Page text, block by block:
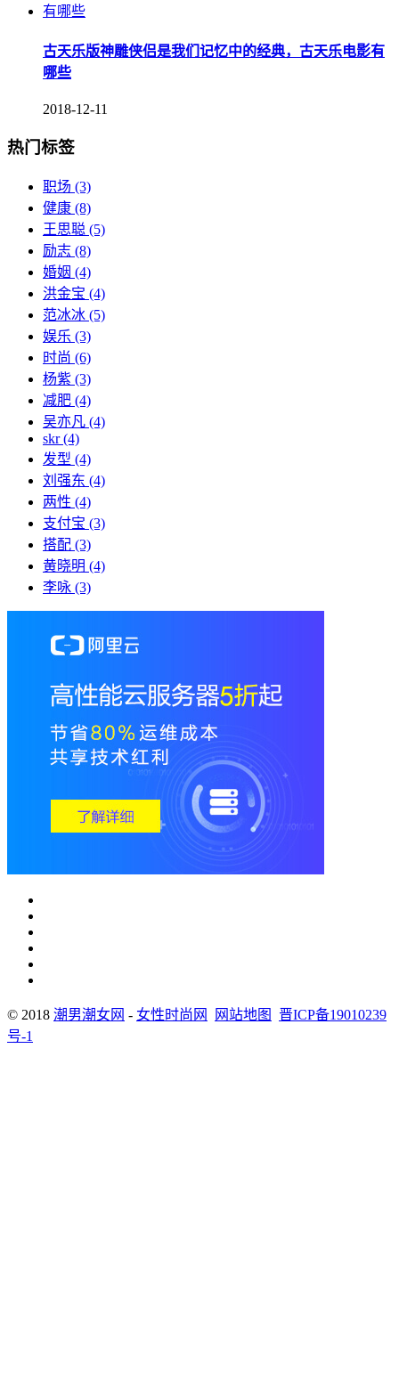
古天乐版神雕侠侣是我们记忆中的经典，古天乐电影有
哪些
2018-12-11
热门标签
职场 (3)
健康 (8)
王思聪 (5)
励志 (8)
婚姻 (4)
洪金宝 (4)
范冰冰 (5)
娱乐 (3)
时尚 (6)
杨紫 (3)
减肥 (4)
吴亦凡 (4)
skr(4)
发型 (4)
刘强东 (4)
两性 (4)
支付宝 (3)
搭配 (3)
黄晓明 (4)
李咏 (3)
© 2018 潮男潮女网 - 女性时尚网 网站地图
晋ICP备19010239
号-1